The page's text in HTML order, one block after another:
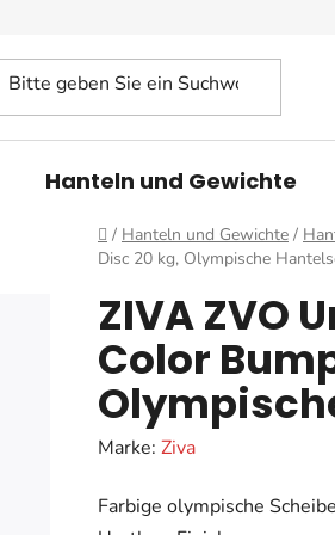
Hanteln und Gewichte
Startseite
/ Hanteln und Gewichte /
Disc 20 kg, Olympische
ZIVA ZVO
Color
Marke: Ziva
Farbige olympische